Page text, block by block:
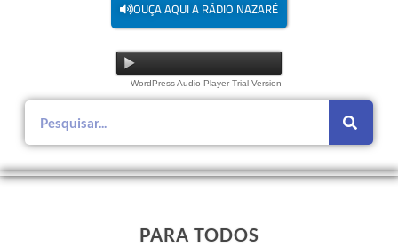
OUÇA AQUI A RÁDIO NAZARÉ
WordPress Audio Player Trial Version
PARA TODOS